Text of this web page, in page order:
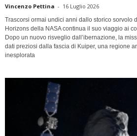
Vincenzo Pettina - 16 Luglio 2026
Trascorsi ormai undici anni dallo storico sorvolo
Horizons della NASA continua il suo viaggio ai
Dopo un nuovo risveglio dall’ibernazione, la
dati preziosi dalla fascia di Kuiper, una regione
inesplorata